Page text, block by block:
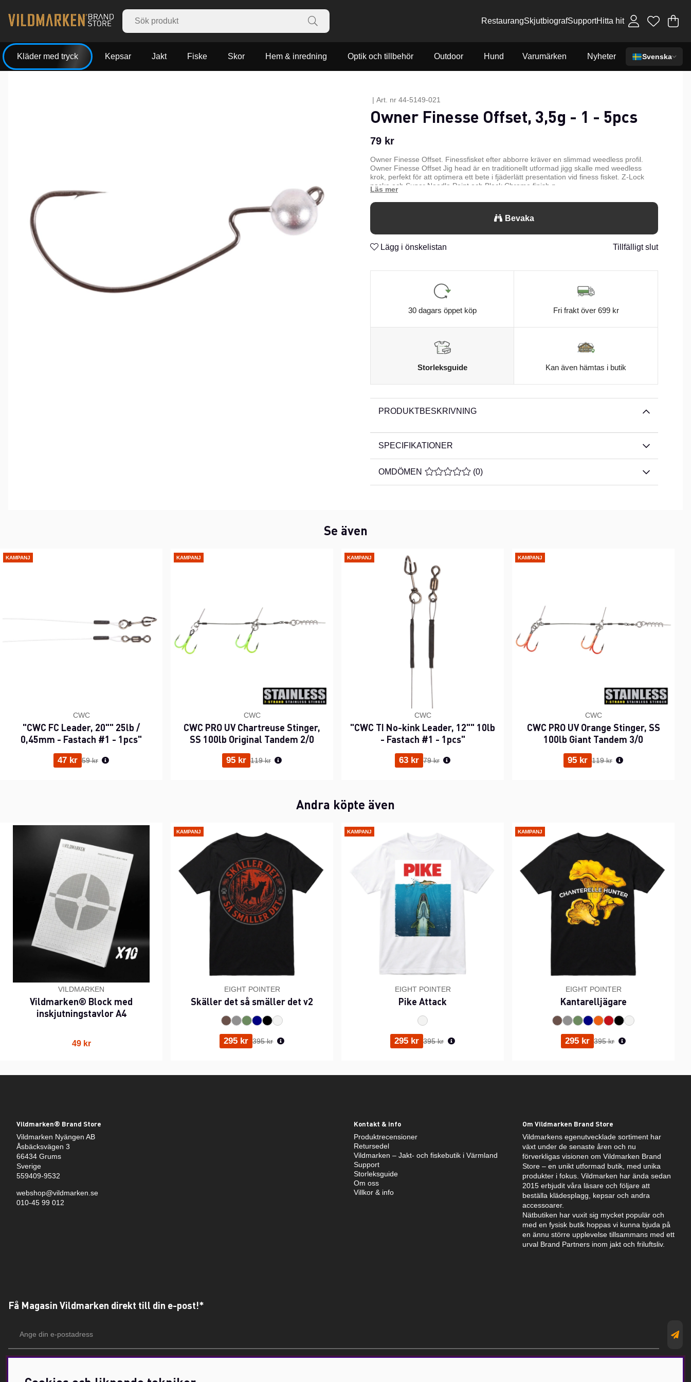
RestaurangSkjutbiografSupportHitta hit .
Kläder med tryck Kepsar Jakt Fiske Skor Hem & inredning Optik och tillbehör Outdoor Hund Varumärken Nyheter Svenska
| Art. nr 44-5149-021
Owner Finesse Offset, 3,5g - 1 - 5pcs
79 kr
Owner Finesse Offset. Finessfisket efter abborre kräver en slimmad weedless profil.
Owner Finesse Offset Jig head är en traditionellt utformad jigg skalle med weedless
krok, perfekt för att optimera ett bete i fjäderlätt presentation vid finess fisket. Z-Lock
nacke och Super Needle Point och Black Chrome finish.n
n
n
Black Chrome finish
n
Bevaka
Lägg i önskelistan Tillfälligt slut
30 dagars öppet köp Fri frakt över 699 kr
Storleksguide Kan även hämtas i butik
PRODUKTBESKRIVNING
SPECIFIKATIONER
OMDÖMEN MEDELBETYG 0 AV 5 ANTAL BETYG 0
(0)
Se även
KAMPANJ
CWC
"CWC FC Leader, 20"" 25lb /
0,45mm - Fastach #1 - 1pcs"
47 kr Ordinarie pris:
59 kr
KAMPANJ
CWC
CWC PRO UV Chartreuse Stinger,
SS 100lb Original Tandem 2/0
95 kr Ordinarie pris:
119 kr
KAMPANJ
CWC
"CWC TI No-kink Leader, 12"" 10lb
- Fastach #1 - 1pcs"
63 kr Ordinarie pris:
79 kr
KAMPANJ
CWC
CWC PRO UV Orange Stinger, SS
100lb Giant Tandem 3/0
95 kr Ordinarie pris:
119 kr
Andra köpte även
VILDMARKEN
Vildmarken® Block med
inskjutningstavlor A4
49 kr
KAMPANJ
EIGHT POINTER
Skäller det så smäller det v2
295 kr Ordinarie pris:
395 kr
KAMPANJ
EIGHT POINTER
Pike Attack
295 kr Ordinarie pris:
395 kr
KAMPANJ
EIGHT POINTER
Kantarelljägare
295 kr Ordinarie pris:
395 kr
Vildmarken® Brand Store
Vildmarken Nyängen AB
Åsbäcksvägen 3
66434 Grums
Sverige
559409-9532
webshop@vildmarken.se
010-45 99 012
Kontakt & info
Produktrecensioner
Retursedel
Vildmarken – Jakt- och fiskebutik i Värmland
Support
Storleksguide
Om oss
Villkor & info
Om Vildmarken Brand Store
Vildmarkens egenutvecklade sortiment har
växt under de senaste åren och nu
förverkligas visionen om Vildmarken Brand
Store – en unikt utformad butik, med unika
produkter i fokus. Vildmarken har ända sedan
2015 erbjudit våra läsare och följare att
beställa klädesplagg, kepsar och andra
accessoarer.
Nätbutiken har vuxit sig mycket populär och
med en fysisk butik hoppas vi kunna bjuda på
en ännu större upplevelse tillsammans med ett
urval Brand Partners inom jakt och friluftsliv.
Få Magasin Vildmarken direkt till din e-post!*
postadress